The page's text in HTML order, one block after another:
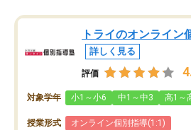
トライのオンライン
詳しく見る
評価
対象学年 小1～小6 中1～中3 高1～
授業形式 オンライン個別指導(1:1)